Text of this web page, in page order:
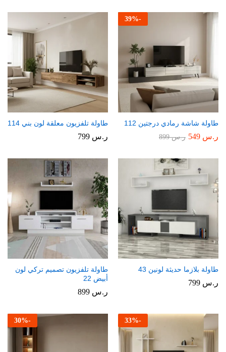
-
39%
طاولة شاشة رمادي درجتين 112
ر.س ر.س899
طاولة تلفزيون معلقة لون بني 114
ر.س
طاولة بلازما حديثة لونين 43
ر.س
طاولة تلفزيون تصميم تركي لون
أبيض 22
ر.س
-
33%
-
30%